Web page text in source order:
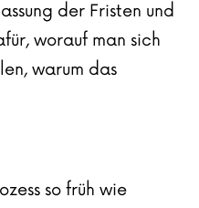
der Fristen und
worauf man sich
warum das
so früh wie